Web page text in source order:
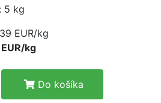
5 kg
EUR/kg
kg
Do košíka